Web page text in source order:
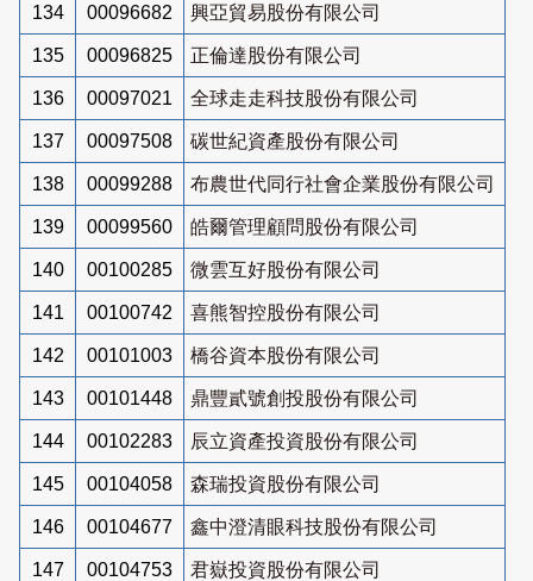
134 00096682 興亞貿易股份有限公司
135 00096825 正倫達股份有限公司
136 00097021 全球走走科技股份有限公司
137 00097508 碳世紀資產股份有限公司
138 00099288 布農世代同行社會企業股份有限公司
139 00099560 皓爾管理顧問股份有限公司
140 00100285 微雲互好股份有限公司
141 00100742 喜熊智控股份有限公司
142 00101003 橋谷資本股份有限公司
143 00101448 鼎豐貳號創投股份有限公司
144 00102283 辰立資產投資股份有限公司
145 00104058 森瑞投資股份有限公司
146 00104677 鑫中澄清眼科技股份有限公司
147 00104753 君嶽投資股份有限公司